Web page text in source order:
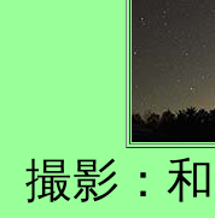
撮影：